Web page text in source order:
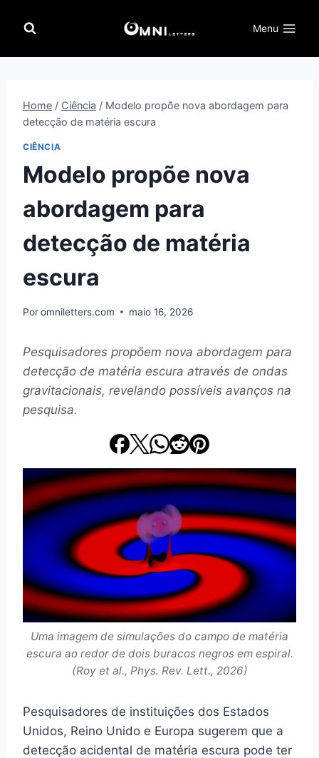
para
Menu
Home / Ciência / Modelo propõe nova abordagem para
detecção de matéria escura
CIÊNCIA
Modelo propõe nova
abordagem para
detecção de matéria
escura
Poromniletters.com maio 16, 2026
Pesquisadores propõem nova abordagem para
detecção de matéria escura através de ondas
gravitacionais, revelando possíveis avanços na
pesquisa.
Uma imagem de simulações do campo de matéria
escura ao redor de dois buracos negros em espiral.
(Roy et al., Phys. Rev. Lett., 2026)
Pesquisadores de instituições dos Estados
Unidos, Reino Unido e Europa sugerem que a
detecção acidental de matéria escura pode ter